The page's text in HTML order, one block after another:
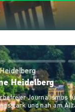
Heidelberg
Journalismus
und nah am